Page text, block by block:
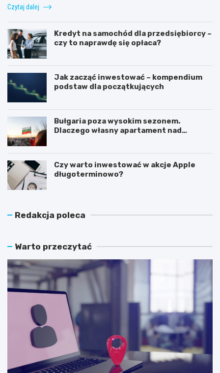
Czytaj dalej
Kredyt na samochód dla przedsiębiorcy –
czy to naprawdę się opłaca?
Jak zacząć inwestować – kompendium
podstaw dla początkujących
Bułgaria poza wysokim sezonem.
Dlaczego własny apartament nad
Czy warto inwestować w akcje Apple
długoterminowo?
Redakcja poleca
Warto przeczytać